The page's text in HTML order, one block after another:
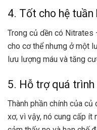
4. Tốt cho hệ tuần
Trong củ dền có Nitrates
cho cơ thể nhưng ở một
lưu lượng máu và tăng
5. Hỗ trợ quá
Thành phần chính của
xơ, vì vậy, nó cung cấp ít